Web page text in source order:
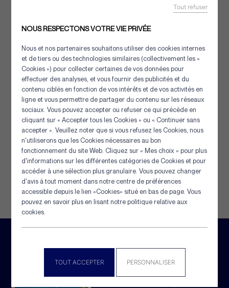
Panneau de gestion des cookies
NOUS RESPECTONS VOTRE VIE PRIVÉE
Nous et nos partenaires souhaitons utiliser des cookies internes
et de tiers ou des technologies similaires (collectivement les «
Cookies ») pour collecter certaines de vos données pour
effectuer des analyses, et vous fournir des publicités et du
contenu ciblés en fonction de vos intérêts et de vos activités en
ligne et vous permettre de partager du contenu sur les réseaux
sociaux. Vous pouvez accepter ou refuser ce qui précède en
cliquant sur « Accepter tous les Cookies » ou « Continuer sans
accepter ». Veuillez noter que si vous refusez les Cookies, nous
n'utiliserons que les Cookies nécessaires au bon
fonctionnement du site Web. Cliquez sur « Mes choix » pour plus
d'informations sur les différentes catégories de Cookies et pour
accéder à une sélection plus granulaire. Vous pouvez changer
d'avis à tout moment dans notre centre de préférences
accessible depuis le lien «Cookies» situé en bas de page. Vous
pouvez en savoir plus en lisant notre politique relative aux
cookies.
TOUT ACCEPTER
Tout refuser
PERSONNALISER
Cordage Eurosteel câblé coulant
Spécial Filières de Casiers Ce produit est
spécifiquement destiné à la confection de filières
(casiers,...
[+] Détails